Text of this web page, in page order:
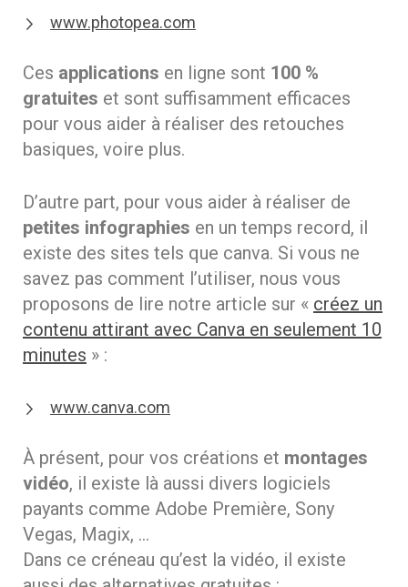
www.photopea.com
Ces applications en ligne sont 100 %
gratuites et sont suffisamment efficaces
pour vous aider à réaliser des retouches
basiques, voire plus.
D’autre part, pour vous aider à réaliser de
petites infographies en un temps record, il
existe des sites tels que canva. Si vous ne
savez pas comment l’utiliser, nous vous
proposons de lire notre article sur « créez un
contenu attirant avec Canva en seulement 10
minutes » :
www.canva.com
À présent, pour vos créations et montages
vidéo, il existe là aussi divers logiciels
payants comme Adobe Première, Sony
Vegas, Magix, …
Dans ce créneau qu’est la vidéo, il existe